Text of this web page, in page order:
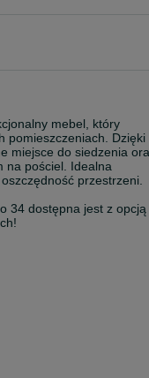
mebel, który
pomieszczeniach. Dzięki
miejsce do siedzenia
na pościel. Idealna
przestrzeni.
34 dostępna jest z opcją
internetowej
tkaniny Poso (sztruks):